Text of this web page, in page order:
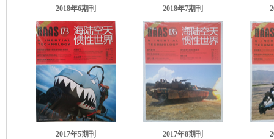
2018年6期刊 2018年7期刊
2017年5期刊 2017年8期刊